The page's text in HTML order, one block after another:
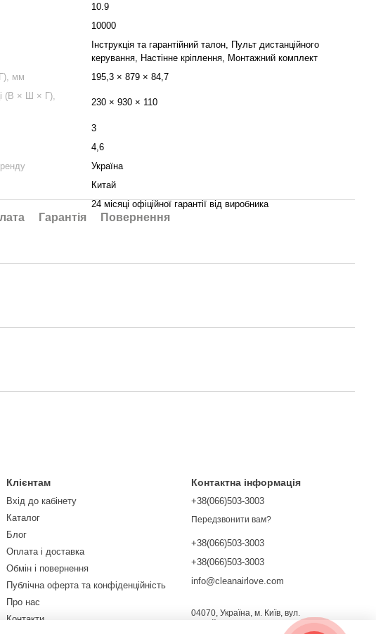
10.9
10000
Інструкція та гарантійний талон, Пульт дистанційного
керування, Настінне кріплення, Монтажний комплект
мм
195,3 × 879 × 84,7
(В × Ш × Г),
230 × 930 × 110
3
4,6
Україна
Китай
24 місяці офіційної гарантії від виробника
Гарантія Повернення
Клієнтам
Вхід до кабінету
Каталог
Блог
Оплата і доставка
Обмін і повернення
Публічна оферта та конфіденційність
Про нас
Контакти
Контактна інформація
+38(066)503-3003
Передзвонити вам?
+38(066)503-3003
+38(066)503-3003
info@cleanairlove.com
04070, Україна, м. Київ, вул.